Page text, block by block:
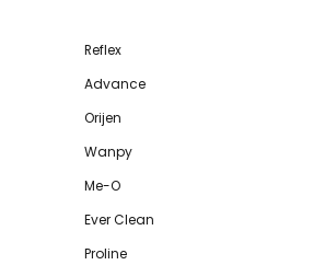
Reflex
Advance
Orijen
Wanpy
Me-O
Ever Clean
Proline